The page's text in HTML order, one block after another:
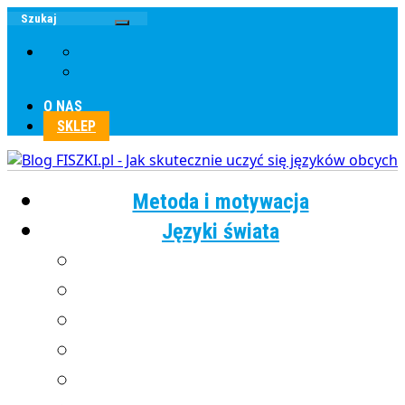
O NAS
SKLEP
Metoda i motywacja
Języki świata